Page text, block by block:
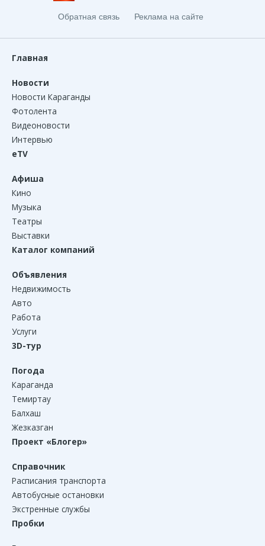
Обратная связь Реклама на сайте
Главная
Новости
Новости Караганды
Фотолента
Видеоновости
Интервью
eTV
Афиша
Кино
Музыка
Театры
Выставки
Каталог компаний
Объявления
Недвижимость
Авто
Работа
Услуги
3D-тур
Погода
Караганда
Темиртау
Балхаш
Жезказган
Проект «Блогер»
Справочник
Расписания транспорта
Автобусные остановки
Экстренные службы
Пробки